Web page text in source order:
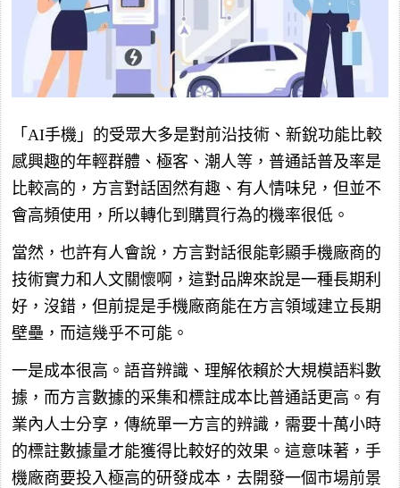
「AI手機」的受眾大多是對前沿技術、新銳功能比較
感興趣的年輕群體、極客、潮人等，普通話普及率是
比較高的，方言對話固然有趣、有人情味兒，但並不
會高頻使用，所以轉化到購買行為的機率很低。
當然，也許有人會說，方言對話很能彰顯手機廠商的
技術實力和人文關懷啊，這對品牌來說是一種長期利
好，沒錯，但前提是手機廠商能在方言領域建立長期
壁壘，而這幾乎不可能。
一是成本很高。語音辨識、理解依賴於大規模語料數
據，而方言數據的采集和標註成本比普通話更高。有
業內人士分享，傳統單一方言的辨識，需要十萬小時
的標註數據量才能獲得比較好的效果。這意味著，手
機廠商要投入極高的研發成本，去開發一個市場前景